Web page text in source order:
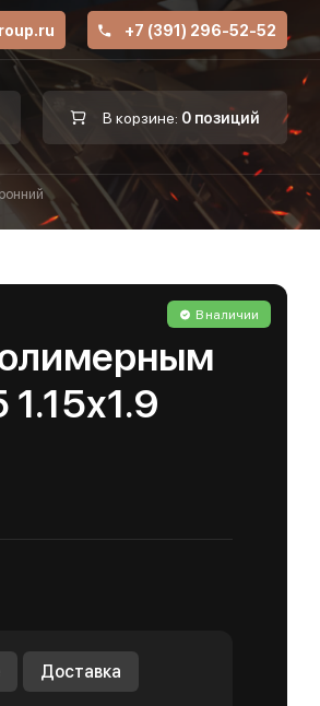
+7 (391) 296-52-52
В корзине: 0 позиций
В наличии
Доставка